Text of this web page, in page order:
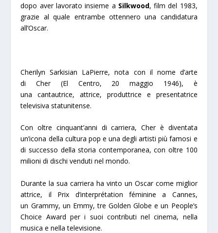
dopo aver lavorato insieme a Silkwood, film del 1983,
grazie al quale entrambe ottennero una candidatura
all’Oscar.
Cherilyn Sarkisian LaPierre, nota con il nome d’arte
diCher(El Centro, 20 maggio 1946), è
una cantautrice, attrice, produttrice e presentatrice
televisiva statunitense.
Con oltre cinquant’anni di carriera, Cher è diventata
un’icona della cultura pop e una degli artisti più famosi e
di successo della storia contemporanea, con oltre 100
milioni di dischi venduti nel mondo.
Durante la sua carriera ha vinto un Oscar come miglior
attrice, il Prix d’interprétation féminine a Cannes,
un Grammy, un Emmy, tre Golden Globe e un People’s
Choice Award per i suoi contributi nel cinema, nella
musica e nella televisione.